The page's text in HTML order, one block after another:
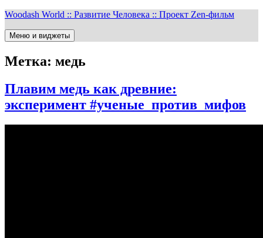
Перейти
содержимому
Woodash World :: Развитие Человека :: Проект Zen-фильм
Меню и виджеты
Метка: медь
Плавим медь как древние:
эксперимент #ученые_против_мифов